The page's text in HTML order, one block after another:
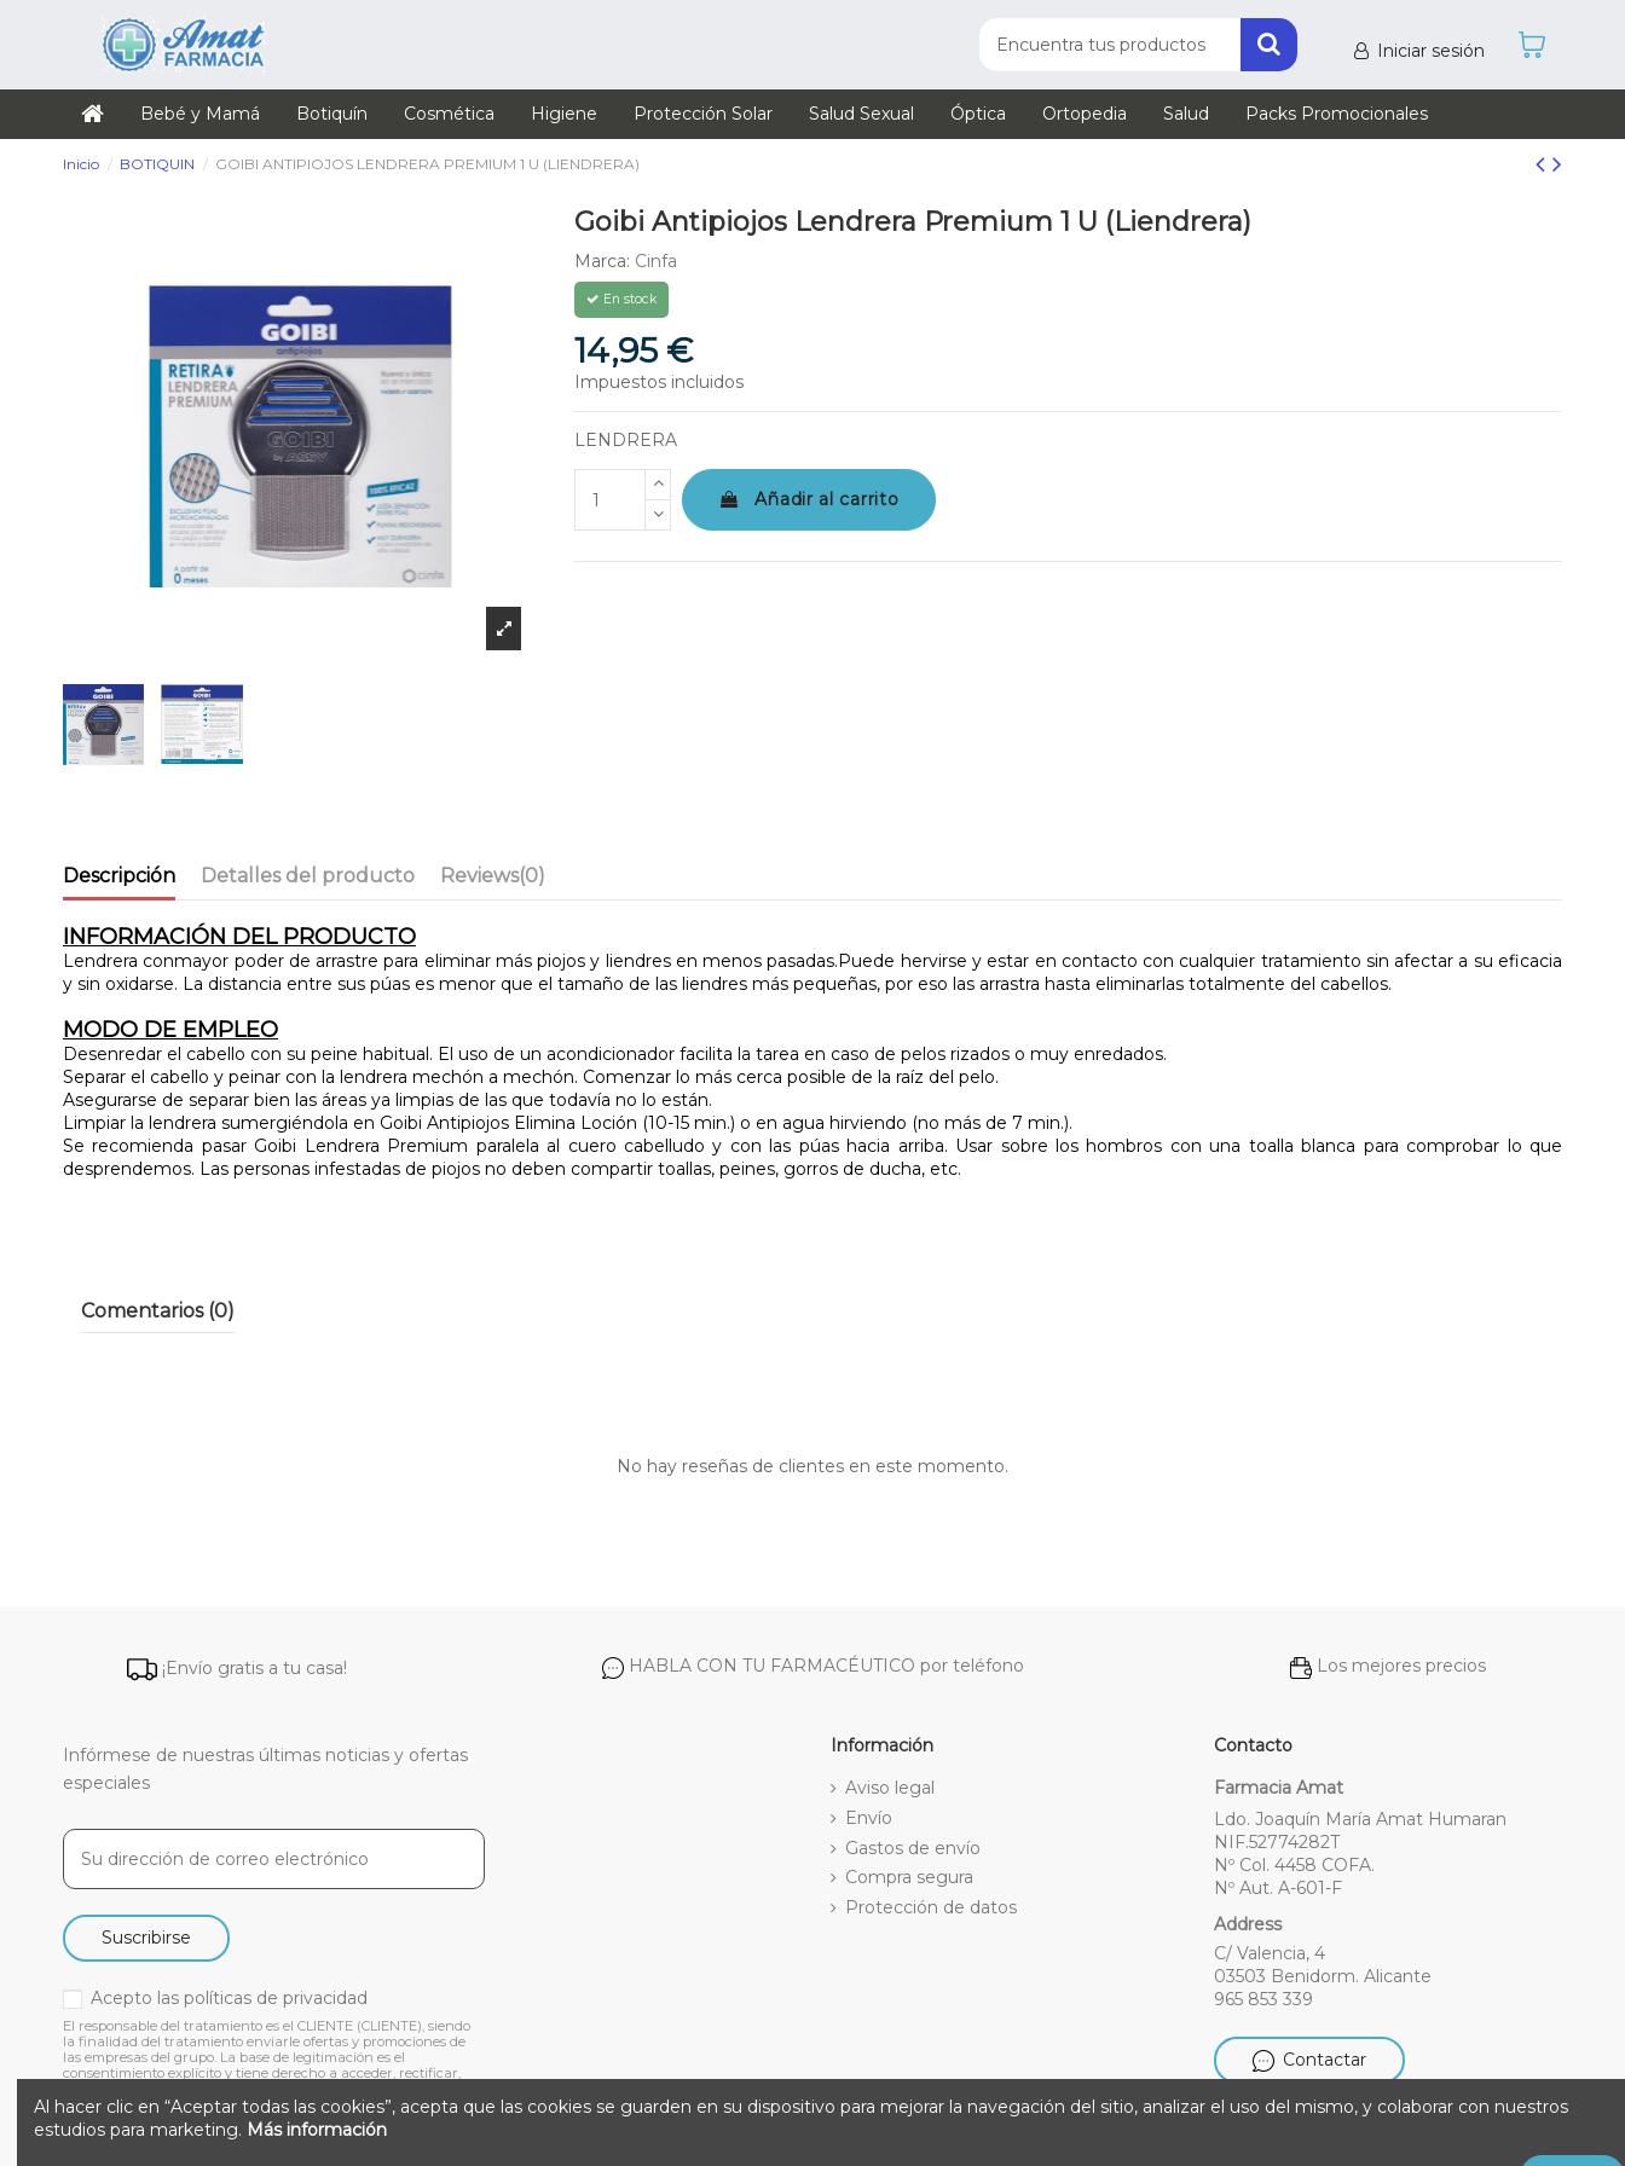
Iniciar sesión
Bebé y Mamá Botiquín Cosmética Higiene Protección Solar Salud Sexual Óptica Ortopedia Salud Packs Promocionales
Inicio BOTIQUIN GOIBI ANTIPIOJOS LENDRERA PREMIUM 1 U (LIENDRERA)
Goibi Antipiojos Lendrera Premium 1 U (Liendrera)
Marca: Cinfa
En stock
14,95 €
Impuestos incluidos
LENDRERA
Añadir al carrito
Descripción Detalles del producto Reviews(0)
INFORMACIÓN DEL PRODUCTO
Lendrera conmayor poder de arrastre para eliminar más piojos y liendres en menos pasadas.Puede hervirse y estar en contacto con cualquier tratamiento sin afectar a su eficacia
y sin oxidarse. La distancia entre sus púas es menor que el tamaño de las liendres más pequeñas, por eso las arrastra hasta eliminarlas totalmente del cabellos.
MODO DE EMPLEO
Desenredar el cabello con su peine habitual. El uso de un acondicionador facilita la tarea en caso de pelos rizados o muy enredados.
Separar el cabello y peinar con la lendrera mechón a mechón. Comenzar lo más cerca posible de la raíz del pelo.
Asegurarse de separar bien las áreas ya limpias de las que todavía no lo están.
Limpiar la lendrera sumergiéndola en Goibi Antipiojos Elimina Loción (10-15 min.) o en agua hirviendo (no más de 7 min.).
Se recomienda pasar Goibi Lendrera Premium paralela al cuero cabelludo y con las púas hacia arriba. Usar sobre los hombros con una toalla blanca para comprobar lo que
desprendemos. Las personas infestadas de piojos no deben compartir toallas, peines, gorros de ducha, etc.
Comentarios (0)
No hay reseñas de clientes en este momento.
¡Envío gratis a tu casa! HABLA CON TU FARMACÉUTICO por teléfono Los mejores precios
Infórmese de nuestras últimas noticias y ofertas
especiales
Suscribirse
Acepto las políticas de privacidad
El responsable del tratamiento es el CLIENTE (CLIENTE), siendo
la finalidad del tratamiento enviarle ofertas y promociones de
las empresas del grupo. La base de legitimación es el
consentimiento explícito y tiene derecho a acceder, rectificar,
Información
Aviso legal
Envío
Gastos de envío
Compra segura
Protección de datos
Contacto
Farmacia Amat
Ldo. Joaquín María Amat Humaran
NIF.52774282T
Nº Col. 4458 COFA.
Nº Aut. A-601-F
Address
C/ Valencia, 4
03503 Benidorm. Alicante
965 853 339
Contactar
Al hacer clic en “Aceptar todas las cookies”, acepta que las cookies se guarden en su dispositivo para mejorar la navegación del sitio, analizar el uso del mismo, y colaborar con nuestros
estudios para marketing. Más información